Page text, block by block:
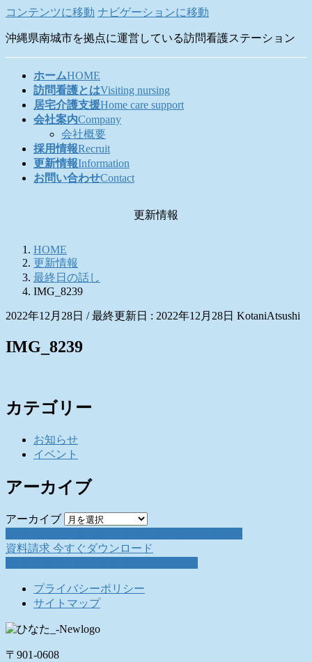
コンテンツに移動 ナビゲーションに移動
沖縄県南城市を拠点に運営している訪問看護ステーション
ホームHOME
訪問看護とはVisiting nursing
居宅介護支援Home care support
会社案内Company
会社概要
採用情報Recruit
更新情報Information
お問い合わせContact
更新情報
HOME
更新情報
最終日の話し
IMG_8239
2022年12月28日 / 最終更新日 : 2022年12月28日 KotaniAtsushi
IMG_8239
カテゴリー
お知らせ
イベント
アーカイブ
アーカイブ
資料請求 今すぐダウンロード
プライバシーポリシー
サイトマップ
〒901-0608